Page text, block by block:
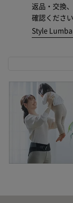
返品・交換
確認ください
Style